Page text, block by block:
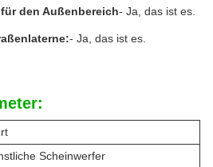
den Außenbereich- Ja, das ist es.
- Ja, das ist es.
Scheinwerfer